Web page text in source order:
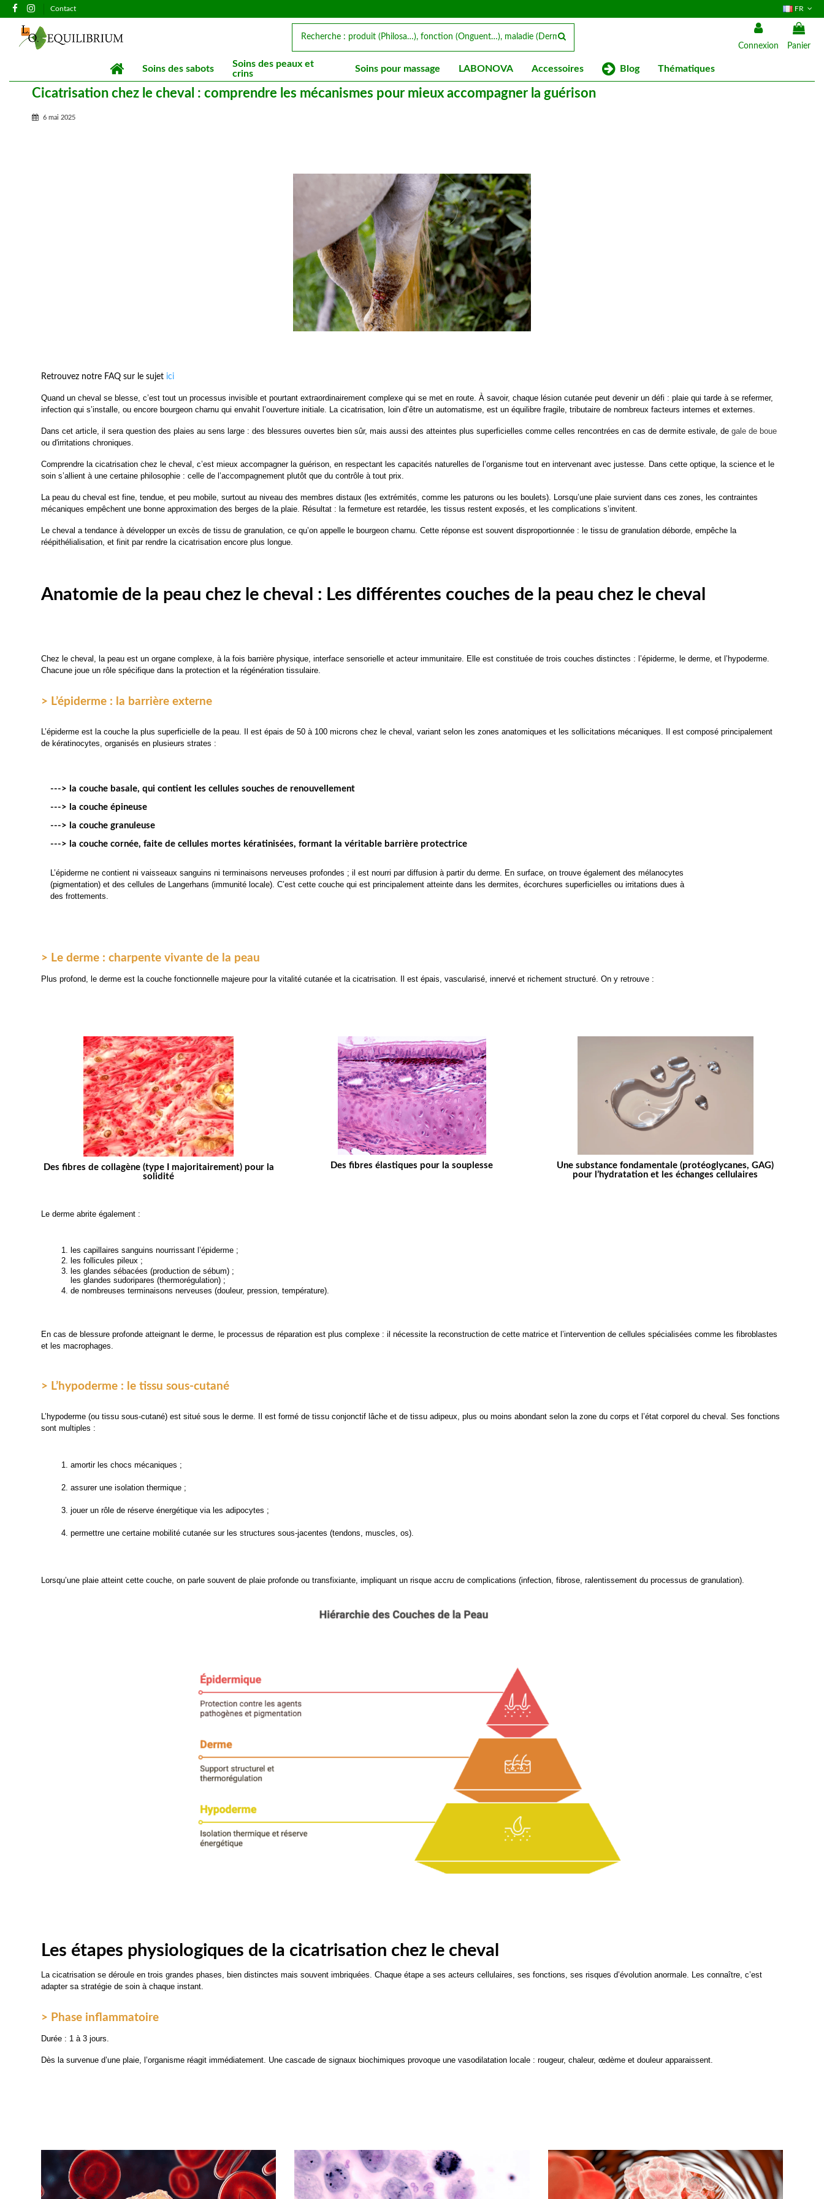
Contact FR
Connexion Panier
Soins des sabots
Soins des peaux et
crins
Soins pour massage LABONOVA Accessoires Blog Thématiques
Cicatrisation chez le cheval : comprendre les mécanismes pour mieux accompagner la guérison
6 mai 2025
Retrouvez notre FAQ sur le sujet ici
Quand un cheval se blesse, c’est tout un processus invisible et pourtant extraordinairement complexe qui se met en route. À savoir, chaque lésion cutanée peut devenir un défi : plaie qui tarde à se refermer,
infection qui s’installe, ou encore bourgeon charnu qui envahit l’ouverture initiale. La cicatrisation, loin d’être un automatisme, est un équilibre fragile, tributaire de nombreux facteurs internes et externes.
Dans cet article, il sera question des plaies au sens large : des blessures ouvertes bien sûr, mais aussi des atteintes plus superficielles comme celles rencontrées en cas de dermite estivale, de gale de boue
ou d'irritations chroniques.
Comprendre la cicatrisation chez le cheval, c’est mieux accompagner la guérison, en respectant les capacités naturelles de l’organisme tout en intervenant avec justesse. Dans cette optique, la science et le
soin s’allient à une certaine philosophie : celle de l’accompagnement plutôt que du contrôle à tout prix.
La peau du cheval est fine, tendue, et peu mobile, surtout au niveau des membres distaux (les extrémités, comme les paturons ou les boulets). Lorsqu’une plaie survient dans ces zones, les contraintes
mécaniques empêchent une bonne approximation des berges de la plaie. Résultat : la fermeture est retardée, les tissus restent exposés, et les complications s’invitent.
Le cheval a tendance à développer un excès de tissu de granulation, ce qu’on appelle le bourgeon charnu. Cette réponse est souvent disproportionnée : le tissu de granulation déborde, empêche la
réépithélialisation, et finit par rendre la cicatrisation encore plus longue.
Anatomie de la peau chez le cheval : Les différentes couches de la peau chez le cheval
Chez le cheval, la peau est un organe complexe, à la fois barrière physique, interface sensorielle et acteur immunitaire. Elle est constituée de trois couches distinctes : l’épiderme, le derme, et l’hypoderme.
Chacune joue un rôle spécifique dans la protection et la régénération tissulaire.
> L’épiderme : la barrière externe
L’épiderme est la couche la plus superficielle de la peau. Il est épais de 50 à 100 microns chez le cheval, variant selon les zones anatomiques et les sollicitations mécaniques. Il est composé principalement
de kératinocytes, organisés en plusieurs strates :
---> la couche basale, qui contient les cellules souches de renouvellement
---> la couche épineuse
---> la couche granuleuse
---> la couche cornée, faite de cellules mortes kératinisées, formant la véritable barrière protectrice
L’épiderme ne contient ni vaisseaux sanguins ni terminaisons nerveuses profondes ; il est nourri par diffusion à partir du derme. En surface, on trouve également des mélanocytes
(pigmentation) et des cellules de Langerhans (immunité locale). C’est cette couche qui est principalement atteinte dans les dermites, écorchures superficielles ou irritations dues à
des frottements.
> Le derme : charpente vivante de la peau
Plus profond, le derme est la couche fonctionnelle majeure pour la vitalité cutanée et la cicatrisation. Il est épais, vascularisé, innervé et richement structuré. On y retrouve :
Des fibres de collagène (type I majoritairement) pour la
solidité
Des fibres élastiques pour la souplesse
Une substance fondamentale (protéoglycanes, GAG)
pour l’hydratation et les échanges cellulaires
Le derme abrite également :
les capillaires sanguins nourrissant l’épiderme ;
les follicules pileux ;
les glandes sébacées (production de sébum) ;
les glandes sudoripares (thermorégulation) ;
de nombreuses terminaisons nerveuses (douleur, pression, température).
En cas de blessure profonde atteignant le derme, le processus de réparation est plus complexe : il nécessite la reconstruction de cette matrice et l’intervention de cellules spécialisées comme les fibroblastes
et les macrophages.
> L’hypoderme : le tissu sous-cutané
L’hypoderme (ou tissu sous-cutané) est situé sous le derme. Il est formé de tissu conjonctif lâche et de tissu adipeux, plus ou moins abondant selon la zone du corps et l’état corporel du cheval. Ses fonctions
sont multiples :
amortir les chocs mécaniques ;
assurer une isolation thermique ;
jouer un rôle de réserve énergétique via les adipocytes ;
permettre une certaine mobilité cutanée sur les structures sous-jacentes (tendons, muscles, os).
Lorsqu’une plaie atteint cette couche, on parle souvent de plaie profonde ou transfixiante, impliquant un risque accru de complications (infection, fibrose, ralentissement du processus de granulation).
Les étapes physiologiques de la cicatrisation chez le cheval
La cicatrisation se déroule en trois grandes phases, bien distinctes mais souvent imbriquées. Chaque étape a ses acteurs cellulaires, ses fonctions, ses risques d’évolution anormale. Les connaître, c’est
adapter sa stratégie de soin à chaque instant.
> Phase inflammatoire
Durée : 1 à 3 jours.
Dès la survenue d’une plaie, l’organisme réagit immédiatement. Une cascade de signaux biochimiques provoque une vasodilatation locale : rougeur, chaleur, œdème et douleur apparaissent.